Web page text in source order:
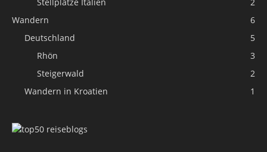
Stellplätze Italien
2
Wandern
6
Deutschland
5
Rhön
3
Steigerwald
2
Wandern in Kroatien
1